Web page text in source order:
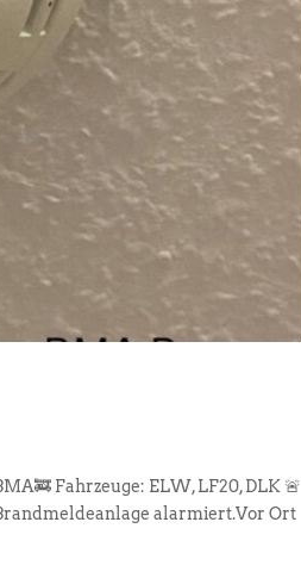
Fahrzeuge: ELW, LF20, DLK 🚨
alarmiert.Vor Ort